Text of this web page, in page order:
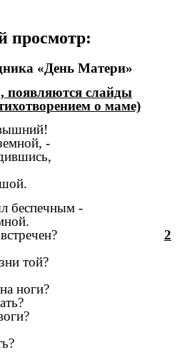
просмотр:
«День Матери»
появляются слайды
о маме)
-
не родившись,
беспечным -
мире встречен? 2
той?
ноги?
и тревоги?